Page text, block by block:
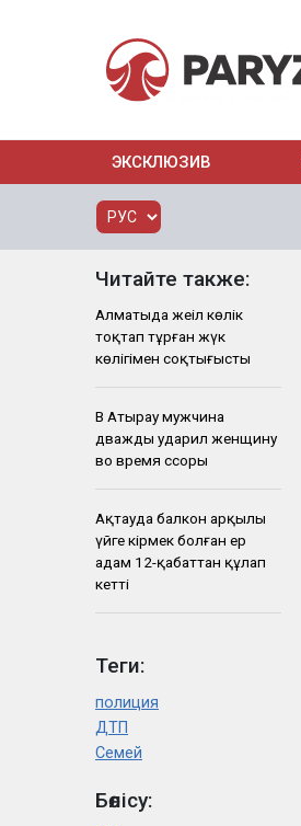
ЭКСКЛЮЗИВ
Читайте также:
Алматыда жеңіл көлік
тоқтап тұрған жүк
көлігімен соқтығысты
В Атырау мужчина
дважды ударил женщину
во время ссоры
Ақтауда балкон арқылы
үйге кірмек болған ер
адам 12-қабаттан құлап
кетті
Теги:
полиция
ДТП
Семей
Бөлісу: